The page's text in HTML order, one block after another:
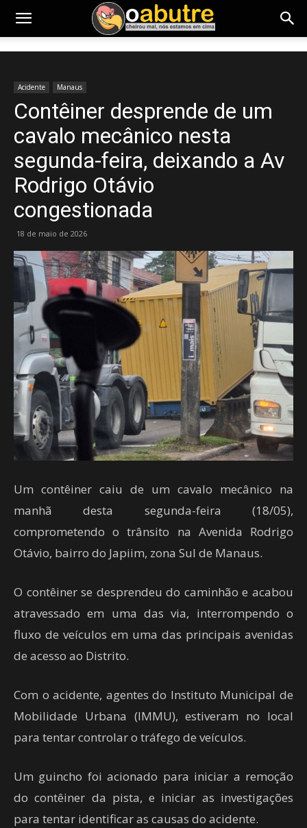
Acidente Manaus
Contêiner desprende de um
cavalo mecânico nesta
segunda-feira, deixando a Av
Rodrigo Otávio
congestionada
18 de maio de 2026
Um contêiner caiu de um cavalo mecânico na
manhã desta segunda-feira (18/05),
comprometendo o trânsito na Avenida Rodrigo
Otávio, bairro do Japiim, zona Sul de Manaus.
O contêiner se desprendeu do caminhão e acabou
atravessado em uma das via, interrompendo o
fluxo de veículos em uma das principais avenidas
de acesso ao Distrito.
Com o acidente, agentes do Instituto Municipal de
Mobilidade Urbana (IMMU), estiveram no local
para tentar controlar o tráfego de veículos.
Um guincho foi acionado para iniciar a remoção
do contêiner da pista, e iniciar as investigações
para tentar identificar as causas do acidente.